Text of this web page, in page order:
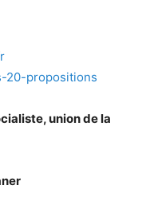
20-propositions
union de la